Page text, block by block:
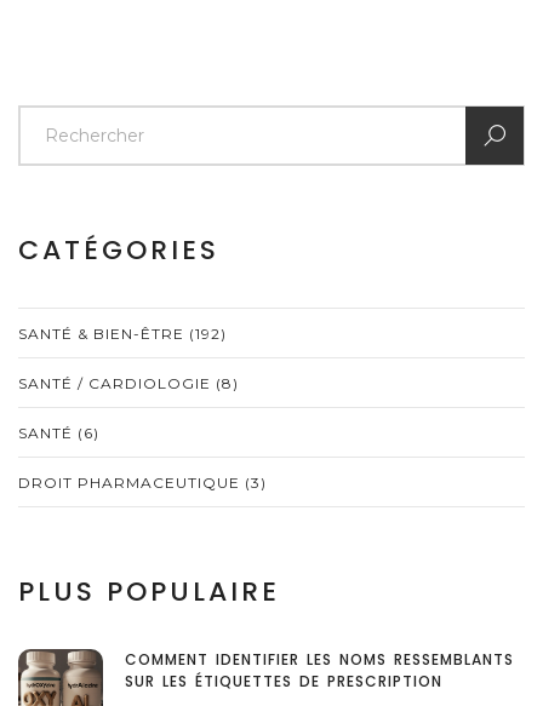
CATÉGORIES
SANTÉ & BIEN-ÊTRE (192)
SANTÉ / CARDIOLOGIE (8)
SANTÉ (6)
DROIT PHARMACEUTIQUE (3)
PLUS POPULAIRE
COMMENT IDENTIFIER LES NOMS RESSEMBLANTS
SUR LES ÉTIQUETTES DE PRESCRIPTION